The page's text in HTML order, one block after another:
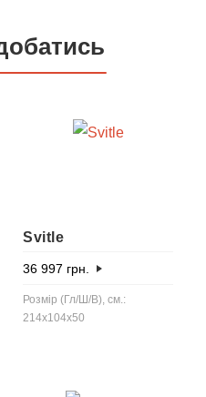
Svitle
36 997 грн.
Розмір (Гл/Ш/В), см.:
214x104x50